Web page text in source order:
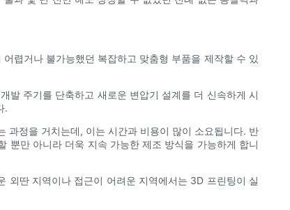
렵거나 불가능했던 복잡하고 맞춤형 부품을 제작할 수 있
발 주기를 단축하고 새로운 변압기 설계를 더 신속하게 시
.
과정을 거치는데, 이는 시간과 비용이 많이 소요됩니다. 반
뿐만 아니라 더욱 지속 가능한 제조 방식을 가능하게 합니
외딴 지역이나 접근이 어려운 지역에서는 3D 프린팅이 실